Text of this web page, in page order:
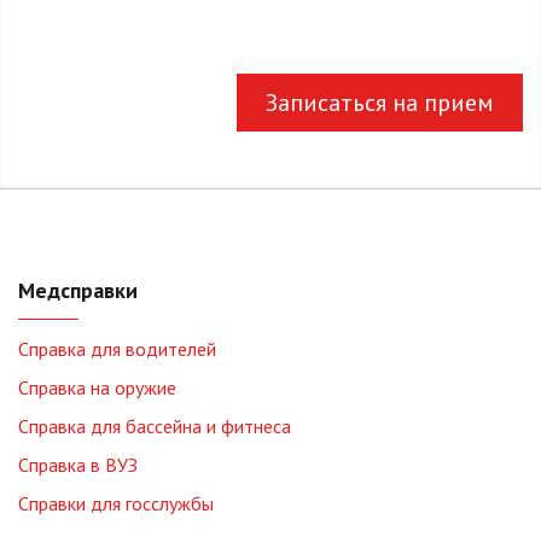
Записаться на прием
Медсправки
Справка для водителей
Справка на оружие
Справка для бассейна и фитнеса
Справка в ВУЗ
Справки для госслужбы